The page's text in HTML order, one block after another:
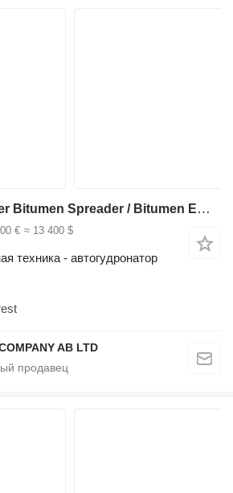
TICAB Manufacturer Bitumen Spreader / Bitumen Emulsion Sprayer 2000 L
€ ≈ 13 400 $
техника - автогудронатор
AB LTD